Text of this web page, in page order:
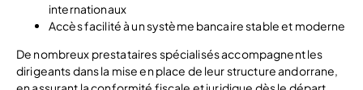
internationaux
Accès facilité à un système bancaire stable et moderne
De nombreux prestataires spécialisés accompagnent les
dirigeants dans la mise en place de leur structure andorrane,